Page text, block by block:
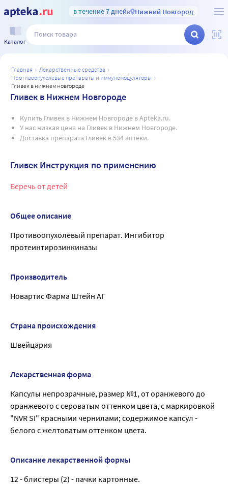
в течение 7 днейв Нижний Новгород
Каталог
главная
лекарственные средства
противоопухолевые препараты и иммуномодуляторы
гливек в нижнем новгороде
Гливек в Нижнем Новгороде
Купить Гливек в Нижнем Новгороде в Apteka.ru.
У нас низкая цена на Гливек в Нижнем Новгороде.
Доставка препарата Гливек в 534 аптеки.
Гливек Инструкция по применению
Беречь от детей
Общее описание
Противоопухолевый препарат. Ингибитор
протеинтирозинкиназы
Производитель
Новартис Фарма Штейн АГ
Страна происхождения
Швейцария
Лекарственная форма
Капсулы непрозрачные, размер №1, от оранжевого до
оранжевого с сероватым оттенком цвета, с маркировкой
"NVR SI" красными чернилами; содержимое капсул -
белого с желтоватым оттенком цвета.
Описание лекарственной формы
12 - блистеры (2) - пачки картонные.